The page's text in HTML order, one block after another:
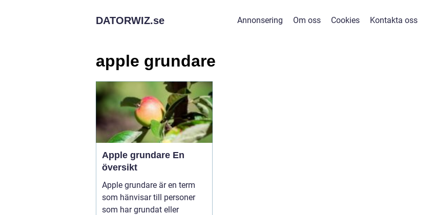
DATORWIZ.se Annonsering Om oss Cookies Kontakta oss
apple grundare
Apple grundare En
översikt
Apple grundare är en term
som hänvisar till personer
som har grundat eller